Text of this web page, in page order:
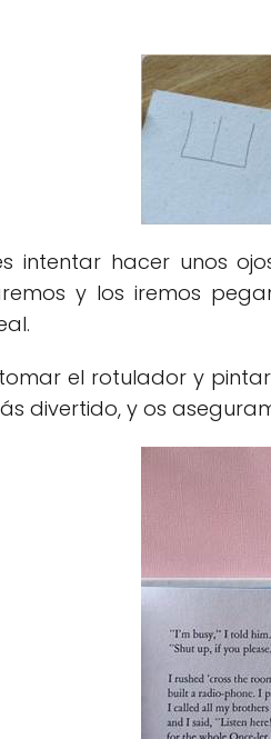
intentar hacer unos
y los iremos
el rotulador y
divertido, y os